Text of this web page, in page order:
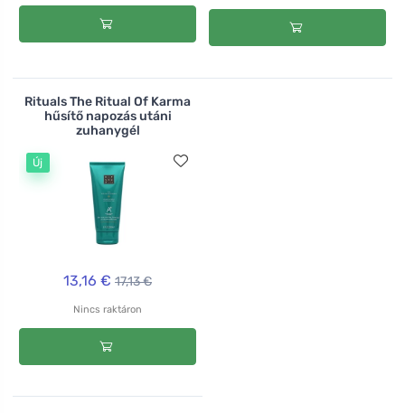
Rituals The Ritual Of Karma
hűsítő napozás utáni
zuhanygél
Új
13,16 € 17,13 €
Nincs raktáron